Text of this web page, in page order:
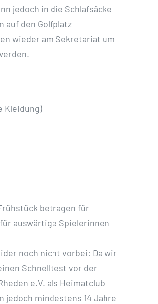
jedoch in die Schlafsäcke
auf den Golfplatz
wieder am Sekretariat um
Kleidung)
betragen für
auswärtige Spielerinnen
noch nicht vorbei: Da wir
Schnelltest vor der
e.V. als Heimatclub
jedoch mindestens 14 Jahre